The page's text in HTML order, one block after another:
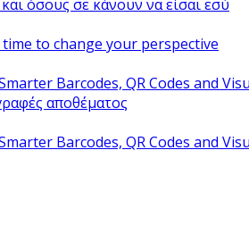
όσους σε κάνουν να είσαι εσύ
to change your perspective
αποθέματος